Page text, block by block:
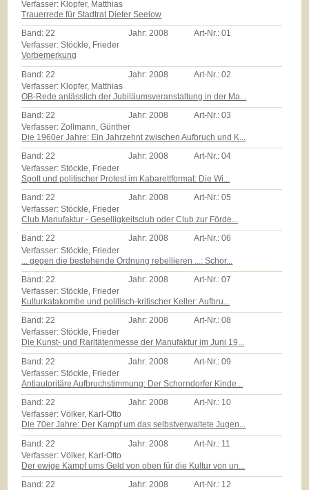
Verfasser: Klopfer, Matthias
Trauerrede für Stadtrat Dieter Seelow
Band:22 Jahr:2008 Art-Nr.:01
Verfasser: Stöckle, Frieder
Vorbemerkung
Band: 22 Jahr: 2008 Art-Nr.:02
Verfasser: Klopfer, Matthias
OB-Rede anlässlich der Jubiläumsveranstaltung in der Ma...
Band:22 Jahr:2008 Art-Nr.:03
Verfasser: Zollmann, Günther
Die 1960er Jahre: Ein Jahrzehnt zwischen Aufbruch und K...
Band:22 Jahr:2008 Art-Nr.:04
Verfasser: Stöckle, Frieder
Spott und politischer Protest im Kabarettformat: Die Wi...
Band:22 Jahr:2008 Art-Nr.:05
Verfasser: Stöckle, Frieder
Club Manufaktur - Geselligkeitsclub oder Club zur Förde...
Band:22 Jahr:2008 Art-Nr.:06
Verfasser: Stöckle, Frieder
... gegen die bestehende Ordnung rebellieren ...: Schor...
Band: 22 Jahr: 2008 Art-Nr.:07
Verfasser: Stöckle, Frieder
Kulturkatakombe und politisch-kritischer Keller: Aufbru...
Band:22 Jahr:2008 Art-Nr.:08
Verfasser: Stöckle, Frieder
Die Kunst- und Raritätenmesse der Manufaktur im Juni 19...
Band: 22 Jahr: 2008 Art-Nr.:09
Verfasser: Stöckle, Frieder
Antiautoritäre Aufbruchstimmung: Der Schorndorfer Kinde...
Band:22 Jahr:2008 Art-Nr.: 10
Verfasser: Völker, Karl-Otto
Die 70er Jahre: Der Kampf um das selbstverwaltete Jugen...
Band: 22 Jahr: 2008 Art-Nr.: 11
Verfasser: Völker, Karl-Otto
Der ewige Kampf ums Geld von oben für die Kultur von un...
Band:22 Jahr:2008 Art-Nr.: 12